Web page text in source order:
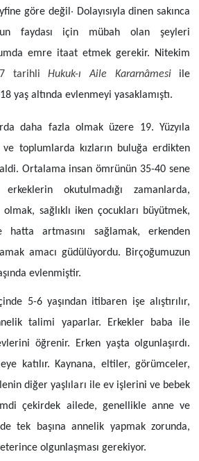
göre değil
Dolayısıyla dinen sakınca
faydası için mübah olan şeyleri
emre itaat etmek gerekir. Nitekim
tarihli Hukuk-ı Aile Kararnâmesiile
yaş altında evlenmeyi yasaklamıştı.
daha fazla olmak üzere 19. Yüzyıla
toplumlarda kızların buluğa erdikten
Ortalama insan ömrünün 35-40 sene
okutulmadığı zamanlarda,
sağlıklı iken çocukları büyütmek,
hatta artmasını sağlamak, erkenden
amacı güdülüyordu. Birçoğumuzun
evlenmiştir.
5-6 yaşından itibaren işe alıştırılır,
talimi yaparlar. Erkekler baba ile
öğrenir. Erken yaşta olgunlaşırdı.
katılır. Kaynana, eltiler, görümceler,
diğer yaşlıları ile ev işlerini ve bebek
çekirdek ailede, genellikle anne ve
tek başına annelik yapmak zorunda,
olgunlaşması gerekiyor.